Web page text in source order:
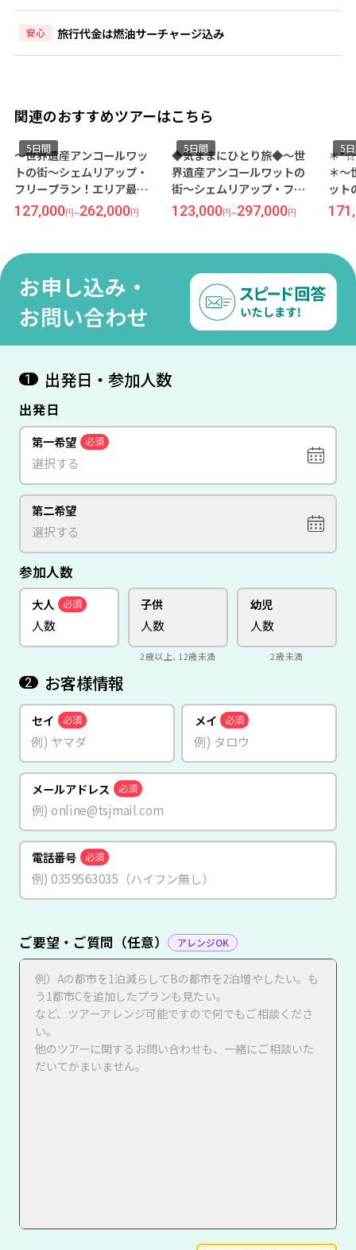
安心 旅行代金は燃油サーチャージ込み
関連のおすすめツアーはこちら
～世界遺産アンコールワッ
トの街～シェムリアップ・
フリープラン！エリア最大
級のプールでリゾート気分
を満喫『ソフィテル プーキ
発／ベトジェット利用》●
5日間
127,000円~262,000円
◆気ままにひとり旅◆～世
界遺産アンコールワットの
街～シェムリアップ・フリ
ープラン！観光とホテル滞
在が楽しめるお手頃ホテル
テル』宿泊 5日間《福岡発／
ベトナム航空利用》
5日間
123,000円~297,000円
＊
＊～
ット
プ・
心
シェ
《成
用
5
お申し込み・
お問い合わせ
1 出発日・参加人数
出発日
第一希望 必須
第二希望
参加人数
大人 必須 子供
2歳以上、12歳未満
幼児
2歳未満
2 お客様情報
セイ 必須 メイ 必須
メールアドレス 必須
電話番号 必須
ご要望・ご質問（任意） アレンジOK